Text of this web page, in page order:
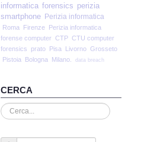
informatica forensics perizia
smartphone Perizia informatica
Roma Firenze Perizia informatica
forense computer CTP CTU computer
forensics
prato Pisa Livorno Grosseto
Pistoia
Bologna Milano. data breach
CERCA
Cerca...